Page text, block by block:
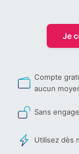
Je
Compte
aucun
Sans
Utilisez dès